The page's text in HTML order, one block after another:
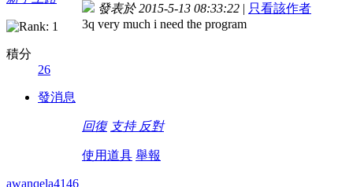
積分
26
發消息
發表於 2015-5-13 08:33:22 | 只看該作者
3q very much i need the program
回復 支持 反對
使用道具 舉報
awanqela4146